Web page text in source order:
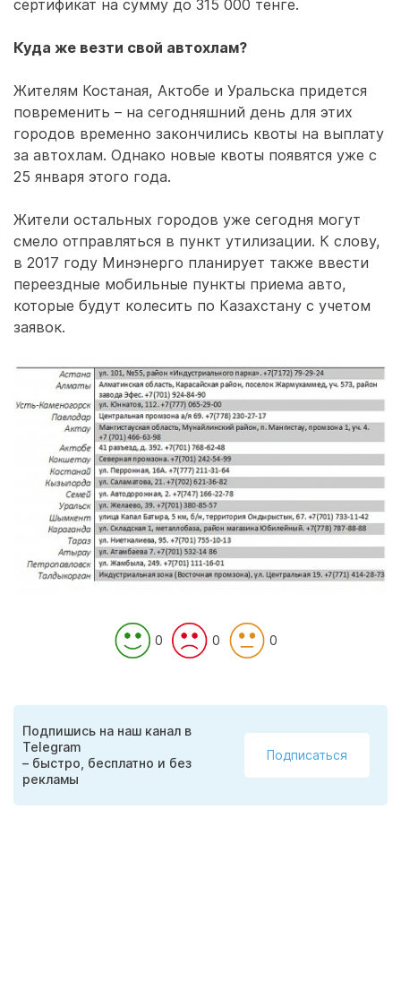
сертификат на сумму до 315 000 тенге.
Куда же везти свой автохлам?
Жителям Костаная, Актобе и Уральска придется
повременить – на сегодняшний день для этих
городов временно закончились квоты на выплату
за автохлам. Однако новые квоты появятся уже с
25 января этого года.
Жители остальных городов уже сегодня могут
смело отправляться в пункт утилизации. К слову,
в 2017 году Минэнерго планирует также ввести
переездные мобильные пункты приема авто,
которые будут колесить по Казахстану с учетом
заявок.
0 0 0
Подпишись на наш канал в
Telegram
– быстро, бесплатно и без
рекламы
Подписаться